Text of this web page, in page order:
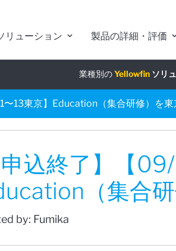
リューション 製品の詳細・評価
業種別のYellowfinソリ
組み込みアナリティ
〜13東京】Education（集合研修）を
申込終了】【09/
（集合
by: Fumika